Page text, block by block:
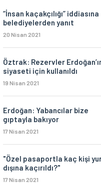
“İnsan kaçakçılığı” iddiasına
belediyelerden yanıt
20 Nisan 2021
Öztrak: Rezervler
siyaseti için kullanıldı
19 Nisan 2021
Erdoğan: Yabancılar bize
gıptayla bakıyor
17 Nisan 2021
"Özel pasaportla kaç kişi
dışına kaçırıldı?"
17 Nisan 2021